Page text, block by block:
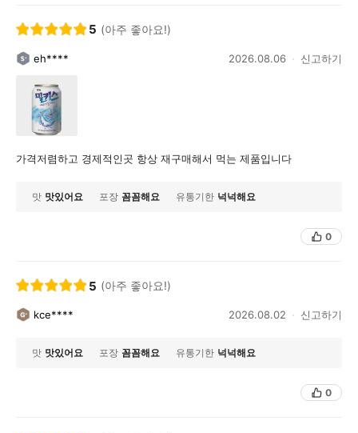
5 (아주 좋아요!)
eh**** 2026.08.06 신고하기
가격저렴하고 경제적인곳 항상 재구매해서 먹는 제품입니다
맛 맛있어요 포장 꼼꼼해요 유통기한 넉넉해요
0
5 (아주 좋아요!)
kce**** 2026.08.02 신고하기
맛 맛있어요 포장 꼼꼼해요 유통기한 넉넉해요
0